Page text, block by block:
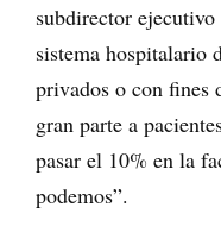
subdirector
sistema hospitalario
privados o con fines
gran parte a
pasar el 10% en la
podemos”.